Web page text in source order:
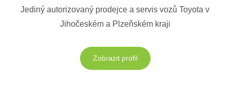
Jediný autorizovaný prodejce a servis vozů Toyota v
Jihočeském a Plzeňském kraji
Zobrazit profil